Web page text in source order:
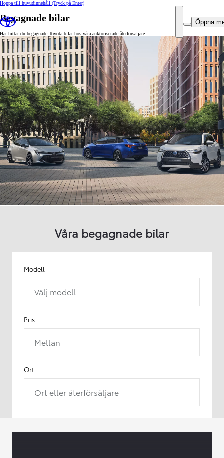
Hoppa till huvudinnehåll (Tryck på Enter)
Öppna
Begagnade bilar
Här hittar du begagnade Toyota-bilar hos våra auktoriserade återförsäljare.
Våra begagnade bilar
Modell
Välj modell
Pris
Mellan
Ort
Ort eller återförsäljare